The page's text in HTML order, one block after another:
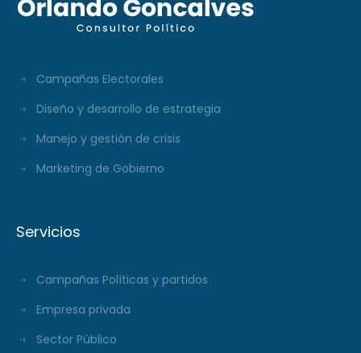
Campañas Electorales
Diseño y desarrollo de estrategia
Manejo y gestión de crisis
Marketing de Gobierno
Servicios
Campañas Políticas y partidos
Empresa privada
Sector Público